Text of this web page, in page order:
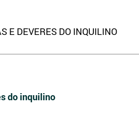
E DEVERES DO INQUILINO
do inquilino